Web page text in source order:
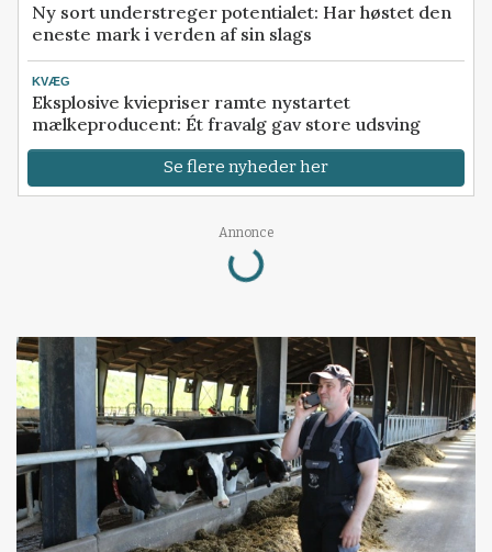
Ny sort understreger potentialet: Har høstet den
eneste mark i verden af sin slags
KVÆG
Eksplosive kviepriser ramte nystartet
mælkeproducent: Ét fravalg gav store udsving
Se flere nyheder her
Annonce
Loading...